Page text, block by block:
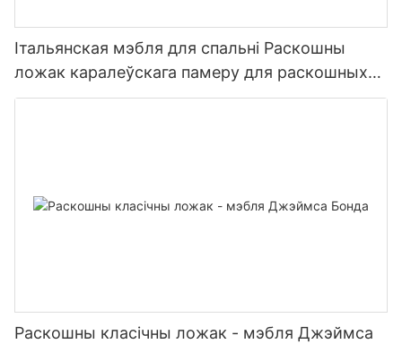
Італьянская мэбля для спальні Раскошны
ложак каралеўскага памеру для раскошных
віл
Раскошны класічны ложак - мэбля Джэймса